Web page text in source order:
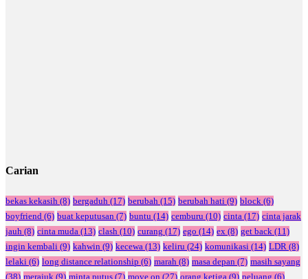
Carian
bekas kekasih (8) bergaduh (17) berubah (15) berubah hati (9) block (6)
boyfriend (6) buat keputusan (7) buntu (14) cemburu (10) cinta (17) cinta jarak
jauh (8) cinta muda (13) clash (10) curang (17) ego (14) ex (8) get back (11)
ingin kembali (9) kahwin (9) kecewa (13) keliru (24) komunikasi (14) LDR (8)
lelaki (6) long distance relationship (6) marah (8) masa depan (7) masih sayang
(38) merajuk (9) minta putus (7) move on (27) orang ketiga (9) peluang (6)